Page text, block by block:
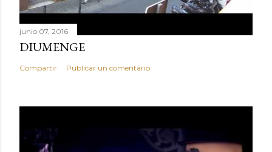
junio 07, 2016
DIUMENGE
Compartir Publicar un comentario